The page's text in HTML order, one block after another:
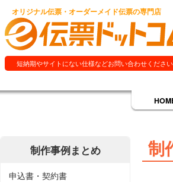
オリジナル伝票・オーダーメイド伝票の専門店
短納期やサイトにない仕様などお問い合わせください
制
制作事例まとめ
申込書・契約書